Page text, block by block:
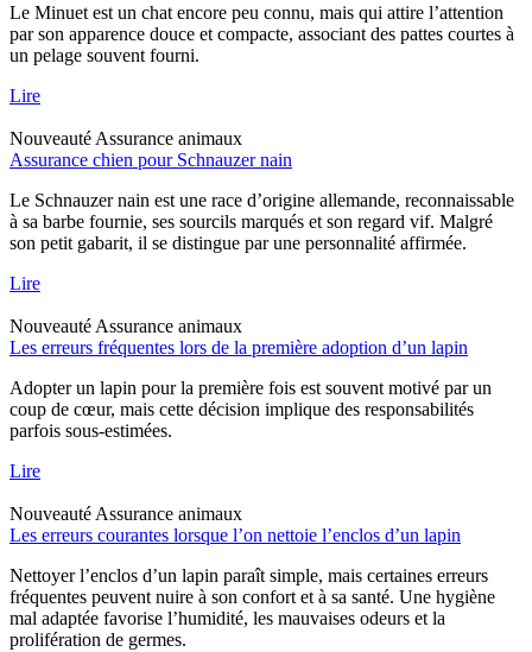
Le Minuet est un chat encore peu connu, mais qui attire l’attention
par son apparence douce et compacte, associant des pattes courtes à
un pelage souvent fourni.
Lire
Nouveauté Assurance animaux
Assurance chien pour Schnauzer nain
Le Schnauzer nain est une race d’origine allemande, reconnaissable
à sa barbe fournie, ses sourcils marqués et son regard vif. Malgré
son petit gabarit, il se distingue par une personnalité affirmée.
Lire
Nouveauté Assurance animaux
Les erreurs fréquentes lors de la première adoption d’un lapin
Adopter un lapin pour la première fois est souvent motivé par un
coup de cœur, mais cette décision implique des responsabilités
parfois sous-estimées.
Lire
Nouveauté Assurance animaux
Les erreurs courantes lorsque l’on nettoie l’enclos d’un lapin
Nettoyer l’enclos d’un lapin paraît simple, mais certaines erreurs
fréquentes peuvent nuire à son confort et à sa santé. Une hygiène
mal adaptée favorise l’humidité, les mauvaises odeurs et la
prolifération de germes.